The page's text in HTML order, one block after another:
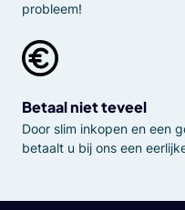
probleem!
Betaal niet teveel
Door slim inkopen en een
betaalt u bij ons een